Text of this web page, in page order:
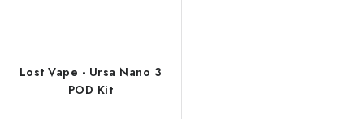
Lost Vape - Ursa Nano 3
POD Kit